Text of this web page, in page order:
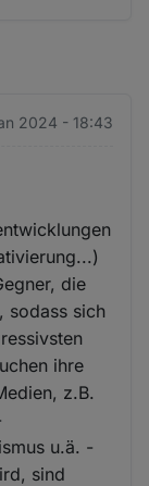
2024 - 18:43
die
sodass sich
ihre
z.B.
u.ä. -
sind